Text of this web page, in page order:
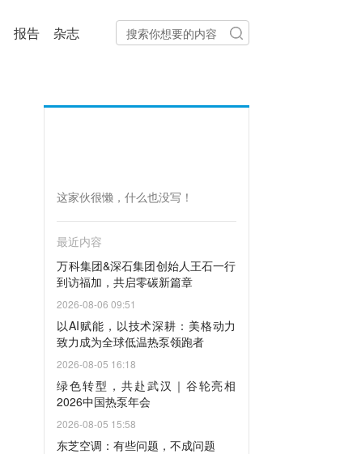
报告 杂志
这家伙很懒，什么也没写！
最近内容
万科集团&深石集团创始人王石一行
到访福加，共启零碳新篇章
2026-08-06 09:51
以AI赋能，以技术深耕：美格动力
致力成为全球低温热泵领跑者
2026-08-05 16:18
绿色转型，共赴武汉｜谷轮亮相
2026中国热泵年会
2026-08-05 15:58
东芝空调：有些问题，不成问题